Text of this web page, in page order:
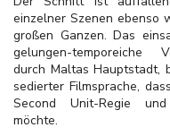
einzelner Szenen ebenso
großen Ganzen. Das
gelungen-temporeiche
durch Maltas Hauptstadt,
sedierter Filmsprache,
Second Unit-Regie und
möchte.